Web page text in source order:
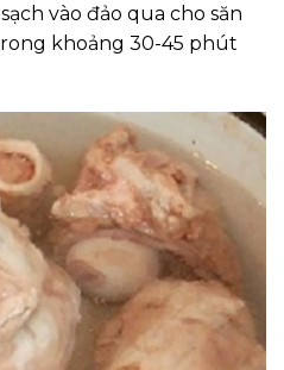
vào đảo qua cho săn
khoảng 30-45 phút